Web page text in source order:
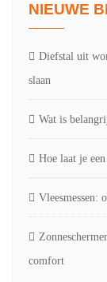
NIEUWE
Diefstal uit
slaan
Wat is
Hoe laat je
Vleesmessen:
comfort